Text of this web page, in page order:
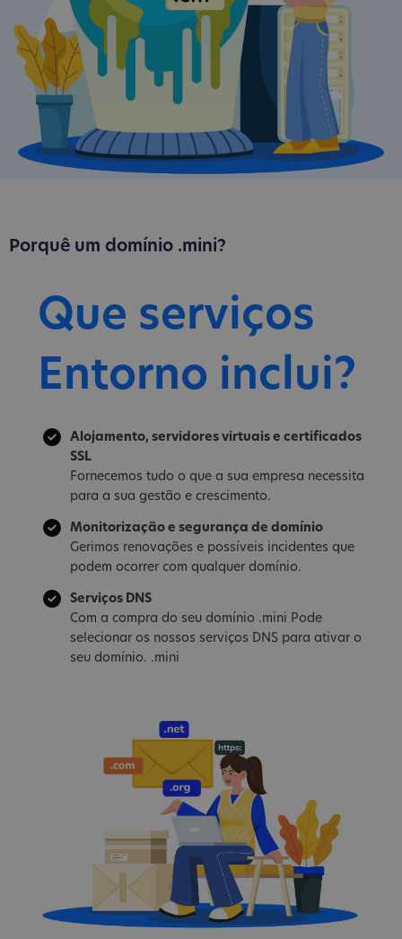
Porquê um domínio .mini?
Que serviços
Entorno inclui?
Alojamento, servidores virtuais e certificados
SSL
Fornecemos tudo o que a sua empresa necessita
para a sua gestão e crescimento.
Monitorização e segurança de domínio
Gerimos renovações e possíveis incidentes que
podem ocorrer com qualquer domínio.
Serviços DNS
Com a compra do seu domínio .mini Pode
selecionar os nossos serviços DNS para ativar o
seu domínio. .mini